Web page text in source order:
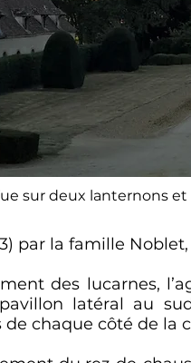
sur deux lanternons
par la famille
des lucarnes,
latéral au
chaque côté de la